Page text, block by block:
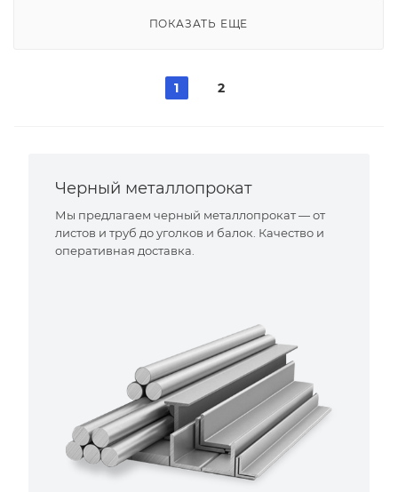
ПОКАЗАТЬ ЕЩЕ
1 2
Черный металлопрокат
Мы предлагаем черный металлопрокат — от
листов и труб до уголков и балок. Качество и
оперативная доставка.